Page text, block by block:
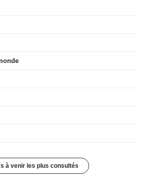
à venir les plus consultés